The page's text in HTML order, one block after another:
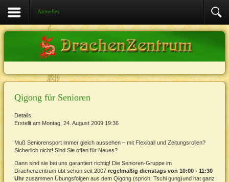
Aktuelles
Qigong für Senioren
Details
Erstellt am Montag, 24. August 2009 19:36
Muß Seniorensport immer gleich aussehen – mit Flexiball und Zeitungsrollen?
Sicherlich nicht! Sind Sie offen für Neues?
Dann sind sie bei uns garantiert richtig! Die Senioren-Gruppe im
Drachenzentrum übt schon seit 2007 regelmäßig dienstags von 10:00 - 11:30
Uhr zusammen Übungsfolgen aus dem Qigong (sprich: Tschi gung)und hat ganz